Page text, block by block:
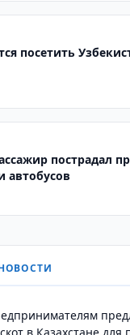
посетить
пострадал
автобусов